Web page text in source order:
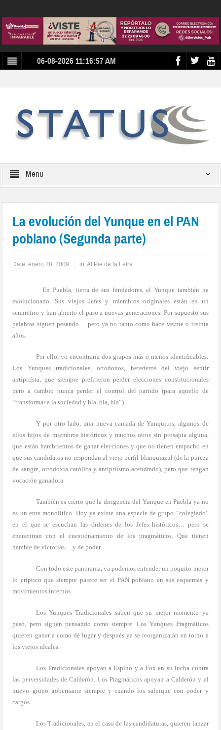
06-08-2026 11:16:57 AM
Menu
La evolución del Yunque en el PAN
poblano (Segunda parte)
Date:enero 28, 2009 in:Al Pie de la Letra
En Puebla, tierra de sus fundadores, el Yunque también ha
evolucionado. Sus viejos Jefes y miembros originales están en un
semiretiro y han abierto el paso a nuevas generaciones. Por supuesto sus
palabras siguen pesando… pero ya no tanto como hace veinte o treinta
años.
Por ello, yo encontraría dos grupos más o menos identificables:
Los Yunques tradicionales, ortodoxos, herederos del viejo sentir
antipriísta, que siempre prefirieron perder elecciones constitucionales
pero a cambio nunca perder el control del partido (para aquello de
“transformar a la sociedad y bla, bla, bla”).
Y por otro lado, una nueva camada de Yunquitos, algunos de
ellos hijos de miembros históricos y muchos otros sin prosapia alguna,
que están hambrientos de ganar elecciones y que no tienen empacho en
que sus candidatos no respondan al viejo perfil blanquiazul (de la pureza
de sangre, ortodoxia católica y antipriísmo acendrado), pero que tengan
vocación ganadora.
También es cierto que la dirigencia del Yunque en Puebla ya no
es un ente monolítico. Hoy ya existe una especie de grupo “colegiado”
en el que se escuchan las órdenes de los Jefes históricos… pero se
encuentran con el cuestionamiento de los pragmáticos. Que tienen
hambre de victorias… y de poder.
Con todo este panorama, ya podemos entender un poquito mejor
lo críptico que siempre parece ser el PAN poblano en sus esquemas y
movimientos internos.
Los Yunques Tradicionales saben que su mejor momento ya
pasó, pero siguen pensando como siempre. Los Yunques Pragmáticos
quieren ganar a como dé lugar y después ya se reorganizarán en torno a
los viejos ideales.
Los Tradicionales apoyan a Espino y a Fox en su lucha contra
las perversidades de Calderón. Los Pragmáticos apoyan a Calderón y al
nuevo grupo gobernante siempre y cuando los salpique con poder y
cargos.
Los Tradicionales, en el caso de las candidaturas, quieren lanzar